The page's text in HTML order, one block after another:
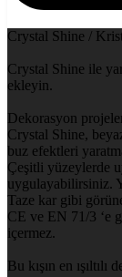
Crystal Shine /
Crystal Shine ile
ekleyin.
Dekorasyon
Crystal Shine,
buz efektleri
Çeşitli yüzeylerde
uygulayabilirsiniz.
Taze kar gibi
CE ve EN 71/3 ‘e
içermez.
Bu kışın en ışıltılı